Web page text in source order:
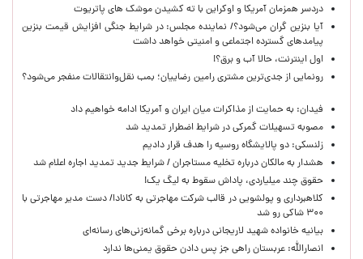
دردسر همزمان آمریکا و اوکراین با ته کشیدن موشک های پاتریوت
آیا بنزین گران می‌شود؟/ نماینده مجلس: در شرایط جنگی افزایش قیمت بنزین
پیامدهای گسترده اجتماعی و امنیتی خواهد داشت
اول اینترنت، حالا آب و برق؟!
رونمایی از جدی‌ترین مشتری رامین رضاییان؛ بمب نقل‌وانتقالات منفجر می‌شود؟
فیدان: به حمایت از مذاکرات میان ایران و آمریکا ادامه خواهیم داد
مصوبه تسهیلات گمرکی در شرایط اضطرار تمدید شد
زلنسکی: دو پالایشگاه روسیه را هدف قرار دادیم
هشدار به مالکان درباره تخلیه مستاجران / شرایط جدید تمدید اجاره اعلام شد
حقوق چند میلیاردی، پاداش سقوط به لیگ یک!
کلاهبرداری و پولشویی در قالب شرکت مهاجرتی به کانادا/ دست مدیر مهاجرتی با
۳۰۰ شاکی رو شد
بیانیه خانواده شهید لاریجانی درباره برخی گمانه‌زنی‌های رسانه‌ای
انصارالله: عربستان راهی جز پس دادن حقوق یمنی‌ها ندارد